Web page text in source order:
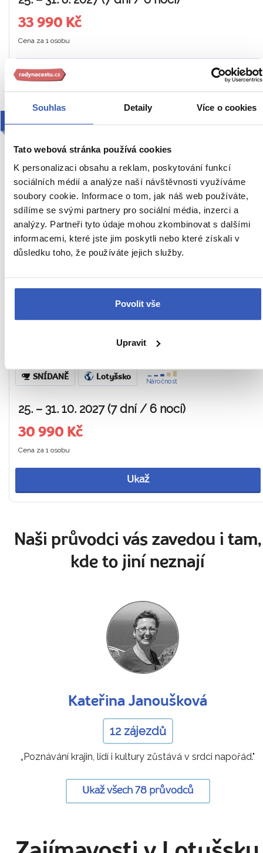
Souhlas Detaily Více o cookies
Tato webová stránka používá cookies
K personalizaci obsahu a reklam, poskytování funkcí
sociálních médií a analýze naší návštěvnosti využíváme
soubory cookie. Informace o tom, jak náš web používáte,
sdílíme se svými partnery pro sociální média, inzerci a
analýzy. Partneři tyto údaje mohou zkombinovat s dalšími
informacemi, které jste jim poskytli nebo které získali v
důsledku toho, že používáte jejich služby.
Povolit vše
Upravit
33 990 Kč
Cena za 1 osobu
Podzimní Riga a Vilnius +
PIVOVARNICKÁ TRADICE
SNÍDANĚ Lotyšsko
Náročnost
25. – 31. 10. 2027 (7 dní / 6 nocí)
30 990 Kč
Cena za 1 osobu
Ukaž
Naši průvodci vás zavedou i tam,
kde to jiní neznají
Kateřina Janoušková
12 zájezdů
„Poznávání krajin, lidí i kultury zůstává v srdci napořád."
Ukaž všech 78 průvodců